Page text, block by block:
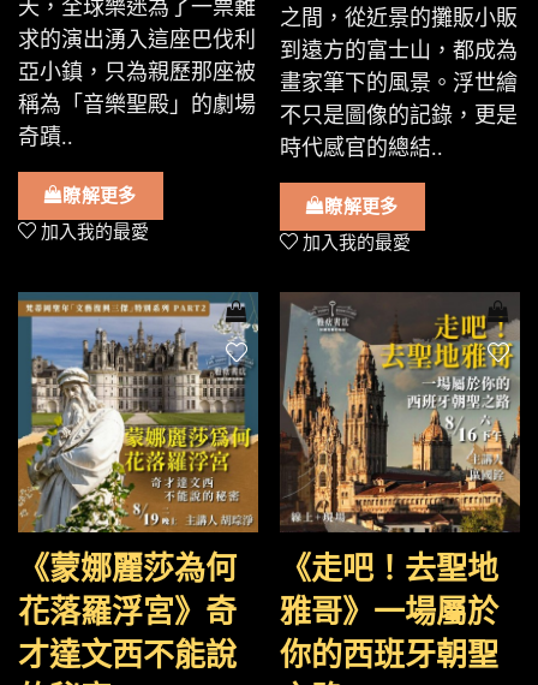
天，全球樂迷為了一票難
求的演出湧入這座巴伐利
亞小鎮，只為親歷那座被
稱為「音樂聖殿」的劇場
奇蹟..
瞭解更多
加入我的最愛
之間，從近景的攤販小販
到遠方的富士山，都成為
畫家筆下的風景。浮世繪
不只是圖像的記錄，更是
時代感官的總結..
瞭解更多
加入我的最愛
《蒙娜麗莎為何
花落羅浮宮》奇
才達文西不能說
《走吧！去聖地
雅哥》一場屬於
你的西班牙朝聖